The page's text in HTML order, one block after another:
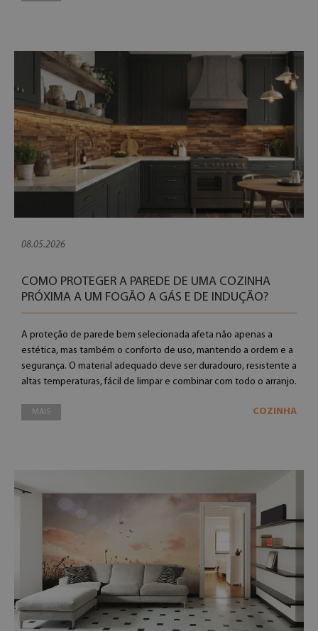
08.05.2026
COMO PROTEGER A PAREDE DE UMA COZINHA
PRÓXIMA A UM FOGÃO A GÁS E DE INDUÇÃO?
A proteção de parede bem selecionada afeta não apenas a
estética, mas também o conforto de uso, mantendo a ordem e a
segurança. O material adequado deve ser duradouro, resistente a
altas temperaturas, fácil de limpar e combinar com todo o arranjo.
MAIS COZINHA